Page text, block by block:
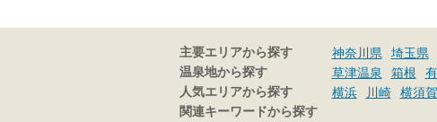
主要エリアから探す 神奈川県 埼玉県
温泉地から探す 草津温泉 箱根
人気エリアから探す 横浜 川崎 横須賀
関連キーワードから探す